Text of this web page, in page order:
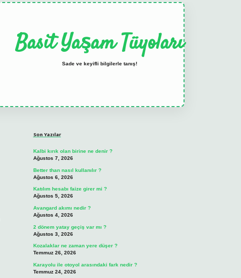
Basit Yaşam Tüyoları
Sade ve keyifli bilgilerle tanış!
Son Yazılar
Kalbi kırık olan birine ne denir ?
Ağustos 7, 2026
Better than nasıl kullanılır ?
Ağustos 6, 2026
Katılım hesabı faize girer mi ?
Ağustos 5, 2026
Avangard akımı nedir ?
Ağustos 4, 2026
2 dönem yatay geçiş var mı ?
Ağustos 3, 2026
Kozalaklar ne zaman yere düşer ?
Temmuz 26, 2026
Karayolu ile otoyol arasındaki fark nedir ?
Temmuz 24, 2026